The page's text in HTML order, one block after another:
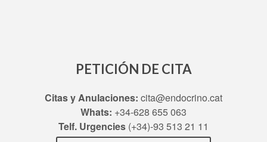
PETICIÓN DE CITA
Citas y Anulaciones: cita@endocrino.cat
Whats: +34-628 655 063
Telf. Urgencies (+34)-93 513 21 11